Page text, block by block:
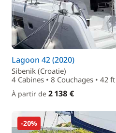
Lagoon 42 (2020)
Sibenik (Croatie)
4 Cabines • 8 Couchages • 42 ft
À partir de 2 138 €
-20%